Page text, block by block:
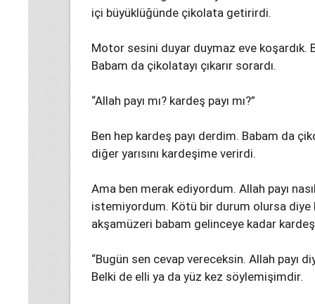
içi büyüklüğünde çikolata getirirdi.
Motor sesini duyar duymaz eve koşardık.
Babam da çikolatayı çıkarır sorardı.
“Allah payı mı? kardeş payı mı?”
Ben hep kardeş payı derdim. Babam da
diğer yarısını kardeşime verirdi.
Ama ben merak ediyordum. Allah payı
istemiyordum. Kötü bir durum olursa diye
akşamüzeri babam gelinceye kadar
“Bugün sen cevap vereceksin. Allah payı
Belki de elli ya da yüz kez söylemişimdir.